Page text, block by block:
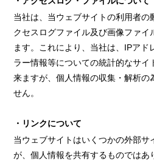
当社は、当ウェブサイトの利用者の
クセスログファイル及び画像ファ
ます。これにより、当社は、IPアド
ラー情報等についての統計的なサイ
来ますが、個人情報の収集・解析の
せん。
・リンクについて
当ウェブサイトはいくつかの外部サ
が、個人情報を共有するものではあ